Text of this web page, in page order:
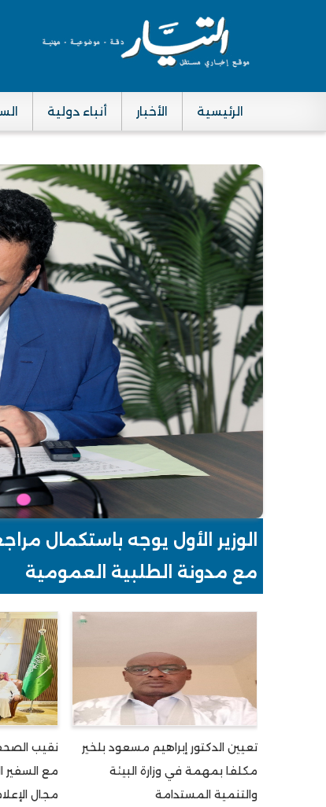
Main navigation
الرئيسية الأخبار أنباء دولية
الوزير الأول يوجه باستكمال
مع مدونة الطلبية العمومية
تعيين الدكتور إبراهيم مسعود
والتنمية المستدامة
تعيين الدكتور إبراهيم مسعود بلخير
مكلفا بمهمة في وزارة البيئة
والتنمية المستدامة
نقيب
مع السفير
مجال